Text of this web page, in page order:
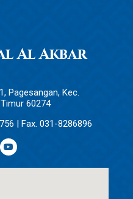
Al Akbar
Pagesangan, Kec.
60274
| Fax. 031-8286896